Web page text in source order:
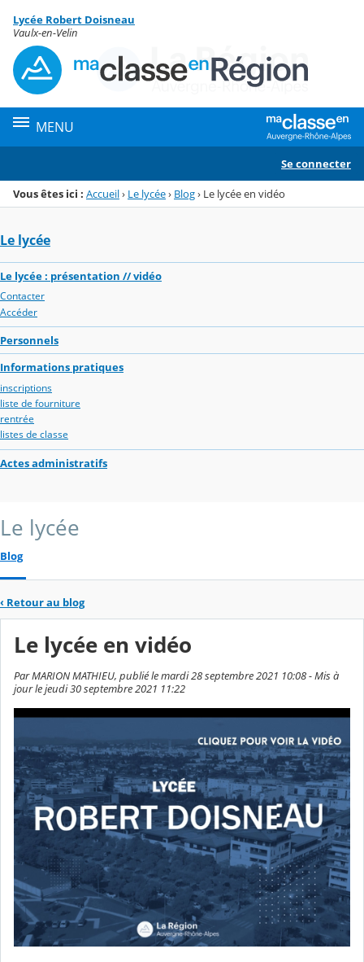
Menu de la rubrique
Contenu
Lycée Robert Doisneau
Vaulx-en-Velin
MENU
Se connecter
Vous êtes ici : Accueil› Le lycée› Blog› Le lycée en vidéo
Le lycée
Le lycée : présentation // vidéo
Contacter
Accéder
Personnels
Informations pratiques
inscriptions
liste de fourniture
rentrée
listes de classe
Actes administratifs
Le lycée
Blog
‹ Retour au blog
Le lycée en vidéo
Par MARION MATHIEU, publié le mardi 28 septembre 2021 10:08 - Mis à
jour le jeudi 30 septembre 2021 11:22